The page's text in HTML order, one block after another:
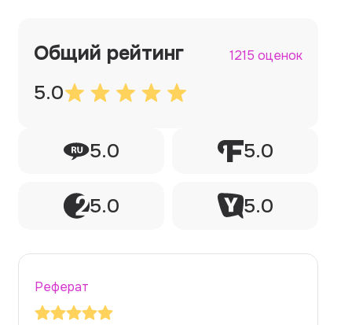
Общий рейтинг 1215 оценок
5.0
5.0 5.0
5.0 5.0
Реферат